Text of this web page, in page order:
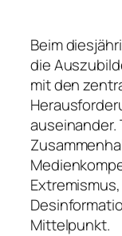
Beim
die
mit den
auseinander.
Mittelpunkt.